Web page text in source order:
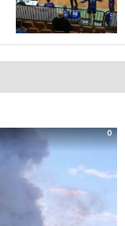
0